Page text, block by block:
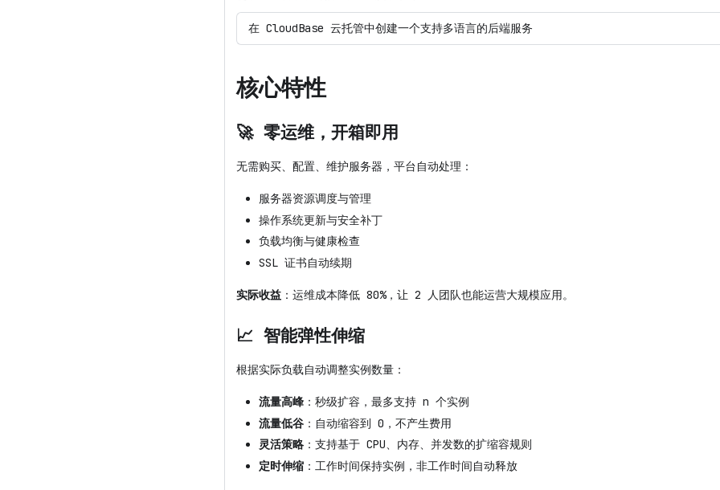
核心特性
🚀 零运维，开箱即用
无需购买、配置、维护服务器，平台自动处理：
服务器资源调度与管理
操作系统更新与安全补丁
负载均衡与健康检查
SSL 证书自动续期
实际收益 ：运维成本降低 80%，让 2 人团队也能运营大规模应用。
📈 智能弹性伸缩
根据实际负载自动调整实例数量：
流量高峰 ：秒级扩容，最多支持 n 个实例
流量低谷 ：自动缩容到 0，不产生费用
灵活策略 ：支持基于 CPU、内存、并发数的扩缩容规则
定时伸缩 ：工作时间保持实例，非工作时间自动释放